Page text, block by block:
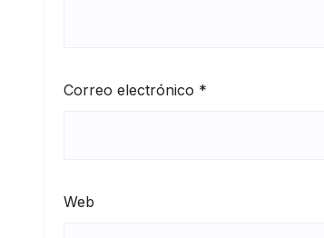
Correo electrónico *
Web